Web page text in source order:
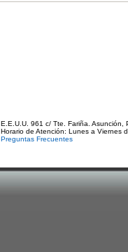
E.E.U.U. 961 c/ Tte. Fariña. Asunción,
Horario de Atención: Lunes a Viernes
Preguntas Frecuentes